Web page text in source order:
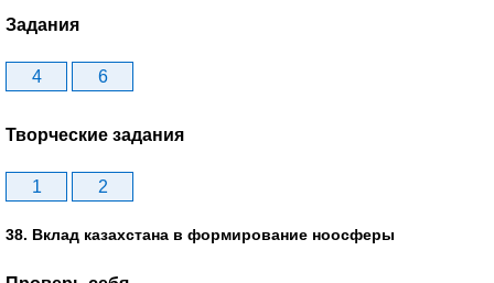
Задания
4 6
Творческие задания
1 2
38. Вклад казахстана в формирование ноосферы